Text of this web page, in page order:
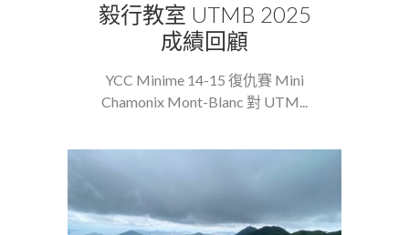
毅行教室 UTMB 2025
成績回顧
YCC Minime 14-15 復仇賽 Mini
Chamonix Mont-Blanc 對 UTM...